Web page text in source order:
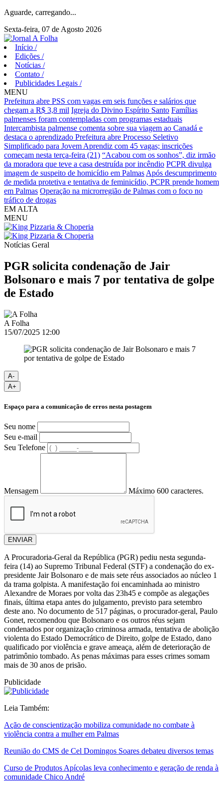
Aguarde, carregando...
Sexta-feira, 07 de Agosto 2026
Início /
Edições /
Notícias /
Contato /
Publicidades Legais /
MENU
Prefeitura abre PSS com vagas em seis funções e salários que
chegam a R$ 3,8 mil Igreja do Divino Espírito Santo Famílias
palmenses foram contempladas com programas estaduais
Intercambista palmense comenta sobre sua viagem ao Canadá e
destaca o aprendizado Prefeitura abre Processo Seletivo
Simplificado para Jovem Aprendiz com 45 vagas; inscrições
começam nesta terça-feira (21) “Acabou com os sonhos”, diz irmão
da moradora que teve a casa destruída por incêndio PCPR divulga
imagem de suspeito de homicídio em Palmas Após descumprimento
de medida protetiva e tentativa de feminicídio, PCPR prende homem
em Palmas Operação na microrregião de Palmas com o foco no
tráfico de drogas
EM ALTA
MENU
Notícias Geral
PGR solicita condenação de Jair
Bolsonaro e mais 7 por tentativa de golpe
de Estado
A Folha
15/07/2025 12:00
A-
A+
Espaço para a comunicação de erros nesta postagem
Seu nome
Seu e-mail
Seu Telefone
Mensagem Máximo 600 caracteres.
ENVIAR
A Procuradoria-Geral da República (PGR) pediu nesta segunda-
feira (14) ao Supremo Tribunal Federal (STF) a condenação do ex-
presidente Jair Bolsonaro e de mais sete réus associados ao núcleo 1
da trama golpista. A manifestação foi encaminhada ao ministro
Alexandre de Moraes por volta das 23h45 e compõe as alegações
finais, última etapa antes do julgamento, previsto para setembro
deste ano. No documento de 517 páginas, o procurador-geral, Paulo
Gonet, recomendou que Bolsonaro e os outros réus sejam
condenados por organização criminosa armada, tentativa de abolição
violenta do Estado Democrático de Direito, golpe de Estado, dano
qualificado por violência e grave ameaça, além de deterioração de
patrimônio tombado. As penas máximas para esses crimes somam
mais de 30 anos de prisão.
Publicidade
Leia Também:
Ação de conscientização mobiliza comunidade no combate à
violência contra a mulher em Palmas
Reunião do CMS de Cel Domingos Soares debateu diversos temas
Curso de Produtos Apícolas leva conhecimento e geração de renda à
comunidade Chico André